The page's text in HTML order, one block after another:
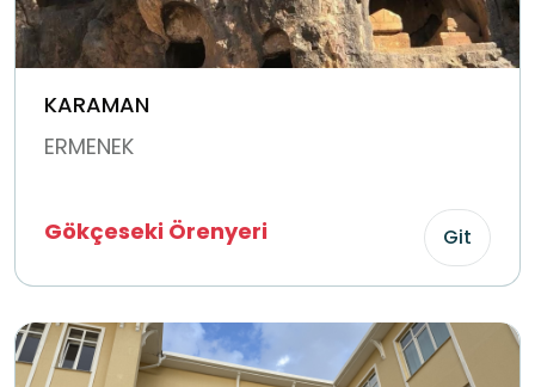
KARAMAN
ERMENEK
Gökçeseki Örenyeri Git